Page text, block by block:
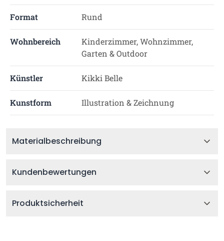
Format Rund
Wohnbereich
Kinderzimmer, Wohnzimmer,
Garten & Outdoor
Künstler Kikki Belle
Kunstform Illustration & Zeichnung
Materialbeschreibung
Kundenbewertungen
Produktsicherheit